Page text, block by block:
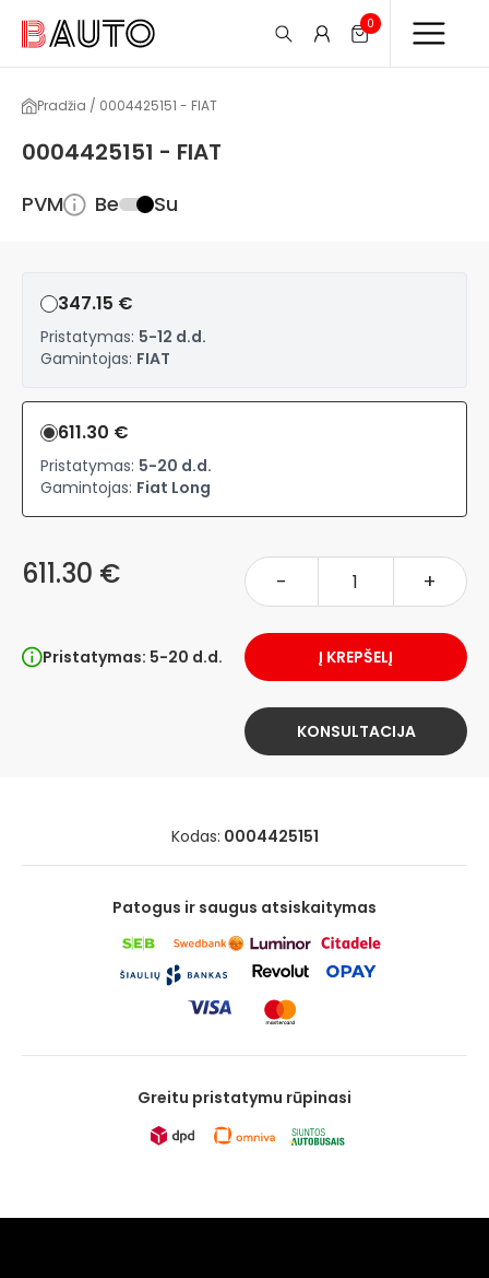
0
Pradžia / 0004425151 - FIAT
0004425151 - FIAT
PVM Be Su
347.15 €
Pristatymas: 5-12 d.d.
Gamintojas: FIAT
611.30 €
Pristatymas: 5-20 d.d.
Gamintojas: Fiat Long
611.30 € - +
Pristatymas: 5-20 d.d. Į KREPŠELĮ
KONSULTACIJA
Kodas: 0004425151
Patogus ir saugus atsiskaitymas
Greitu pristatymu rūpinasi